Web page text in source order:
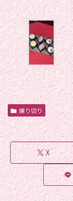
練り切り
X